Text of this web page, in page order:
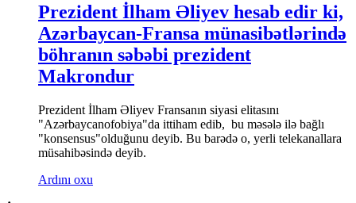
Prezident İlham Əliyev hesab edir ki,
Azərbaycan-Fransa münasibətlərində
böhranın səbəbi prezident
Makrondur
Prezident İlham Əliyev Fransanın siyasi elitasını
"Azərbaycanofobiya"da ittiham edib, bu məsələ ilə bağlı
"konsensus"olduğunu deyib. Bu barədə o, yerli telekanallara
müsahibəsində deyib.
Ardını oxu